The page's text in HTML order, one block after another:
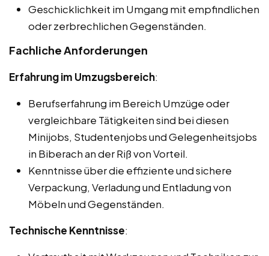
Geschicklichkeit im Umgang mit empfindlichen
oder zerbrechlichen Gegenständen.
Fachliche Anforderungen
Erfahrung im Umzugsbereich:
Berufserfahrung im Bereich Umzüge oder
vergleichbare Tätigkeiten sind bei diesen
Minijobs, Studentenjobs und Gelegenheitsjobs
in Biberach an der Riß von Vorteil.
Kenntnisse über die effiziente und sichere
Verpackung, Verladung und Entladung von
Möbeln und Gegenständen.
Technische Kenntnisse: